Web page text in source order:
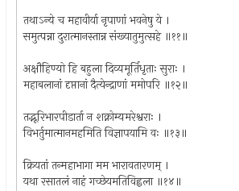
तथाऽन्ये च महावीर्या नृपाणां भवनेषु ये ।
समुत्पन्ना दुरात्मानस्तान्न संख्यातुमुत्सहे ॥११॥
अक्षौहिण्यो हि बहुला दिव्यमूर्तिधृताः सुराः ।
महाबलानां दृप्तानां दैत्येन्द्राणां ममोपरि ॥१२॥
तद्भूरिभारपीडार्ता न शक्नोम्यमरेश्वराः ।
विभर्तुमात्मानमहमिति विज्ञापयामि वः ॥१३॥
क्रियतां तन्महाभागा मम भारावतारणम् ।
यथा रसातलं नाहं गच्छेयमतिविह्वला ॥१४॥